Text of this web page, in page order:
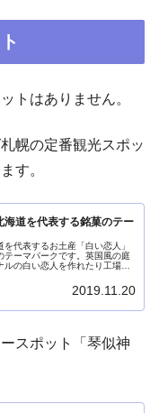
トはありません。
幌の定番観光スポッ
す。
海道を代表する銘菓のテー
代表するお土産「白い恋人」
テーマパークです。英国風の庭
の白い恋人を作れたり工場見
ポットで多くの人が訪れていま
2019.11.20
スポット「琴似神